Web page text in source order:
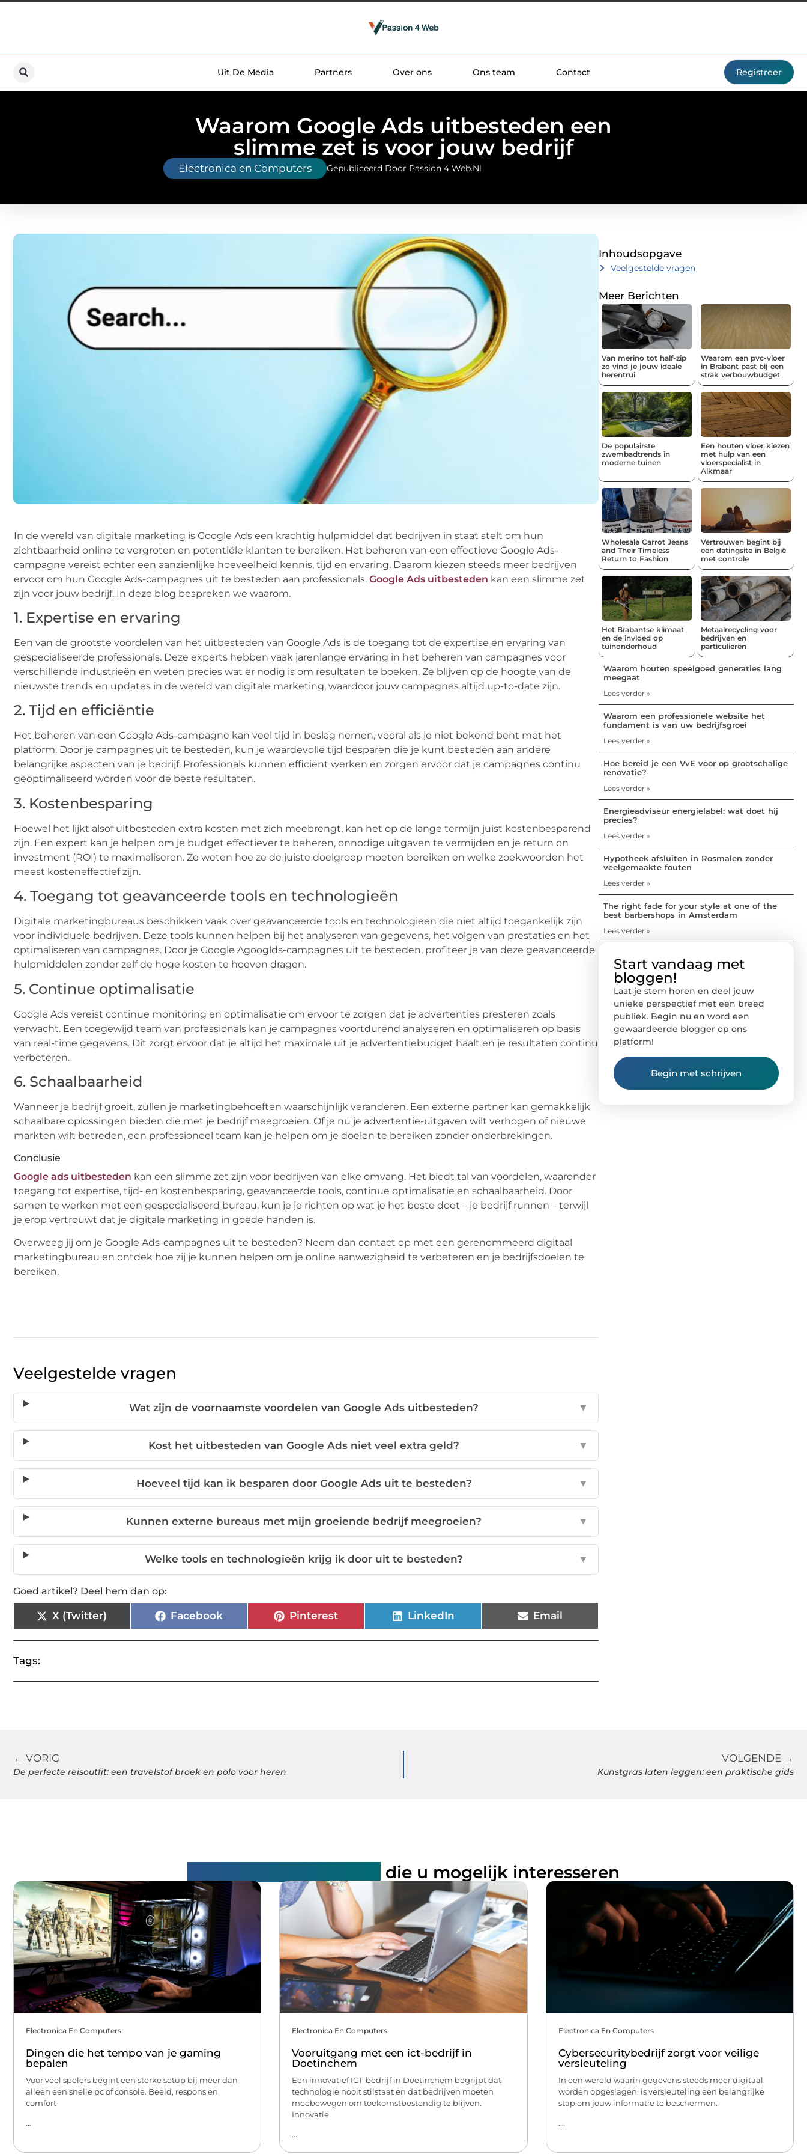
Uit De Media Partners Over ons Ons team Contact Registreer
Waarom Google Ads uitbesteden een
slimme zet is voor jouw bedrijf
Electronica en Computers Gepubliceerd Door Passion 4 Web.nl
In de wereld van digitale marketing is Google Ads een krachtig hulpmiddel dat bedrijven in staat stelt om hun
zichtbaarheid online te vergroten en potentiële klanten te bereiken. Het beheren van een effectieve Google Ads-
campagne vereist echter een aanzienlijke hoeveelheid kennis, tijd en ervaring. Daarom kiezen steeds meer bedrijven
ervoor om hun Google Ads-campagnes uit te besteden aan professionals. Google Ads uitbesteden kan een slimme zet
zijn voor jouw bedrijf. In deze blog bespreken we waarom.
1. Expertise en ervaring
Een van de grootste voordelen van het uitbesteden van Google Ads is de toegang tot de expertise en ervaring van
gespecialiseerde professionals. Deze experts hebben vaak jarenlange ervaring in het beheren van campagnes voor
verschillende industrieën en weten precies wat er nodig is om resultaten te boeken. Ze blijven op de hoogte van de
nieuwste trends en updates in de wereld van digitale marketing, waardoor jouw campagnes altijd up-to-date zijn.
2. Tijd en efficiëntie
Het beheren van een Google Ads-campagne kan veel tijd in beslag nemen, vooral als je niet bekend bent met het
platform. Door je campagnes uit te besteden, kun je waardevolle tijd besparen die je kunt besteden aan andere
belangrijke aspecten van je bedrijf. Professionals kunnen efficiënt werken en zorgen ervoor dat je campagnes continu
geoptimaliseerd worden voor de beste resultaten.
3. Kostenbesparing
Hoewel het lijkt alsof uitbesteden extra kosten met zich meebrengt, kan het op de lange termijn juist kostenbesparend
zijn. Een expert kan je helpen om je budget effectiever te beheren, onnodige uitgaven te vermijden en je return on
investment (ROI) te maximaliseren. Ze weten hoe ze de juiste doelgroep moeten bereiken en welke zoekwoorden het
meest kosteneffectief zijn.
4. Toegang tot geavanceerde tools en technologieën
Digitale marketingbureaus beschikken vaak over geavanceerde tools en technologieën die niet altijd toegankelijk zijn
voor individuele bedrijven. Deze tools kunnen helpen bij het analyseren van gegevens, het volgen van prestaties en het
optimaliseren van campagnes. Door je Google Agooglds-campagnes uit te besteden, profiteer je van deze geavanceerde
hulpmiddelen zonder zelf de hoge kosten te hoeven dragen.
5. Continue optimalisatie
Google Ads vereist continue monitoring en optimalisatie om ervoor te zorgen dat je advertenties presteren zoals
verwacht. Een toegewijd team van professionals kan je campagnes voortdurend analyseren en optimaliseren op basis
van real-time gegevens. Dit zorgt ervoor dat je altijd het maximale uit je advertentiebudget haalt en je resultaten continu
verbeteren.
6. Schaalbaarheid
Wanneer je bedrijf groeit, zullen je marketingbehoeften waarschijnlijk veranderen. Een externe partner kan gemakkelijk
schaalbare oplossingen bieden die met je bedrijf meegroeien. Of je nu je advertentie-uitgaven wilt verhogen of nieuwe
markten wilt betreden, een professioneel team kan je helpen om je doelen te bereiken zonder onderbrekingen.
Conclusie
Google ads uitbesteden kan een slimme zet zijn voor bedrijven van elke omvang. Het biedt tal van voordelen, waaronder
toegang tot expertise, tijd- en kostenbesparing, geavanceerde tools, continue optimalisatie en schaalbaarheid. Door
samen te werken met een gespecialiseerd bureau, kun je je richten op wat je het beste doet – je bedrijf runnen – terwijl
je erop vertrouwt dat je digitale marketing in goede handen is.
Overweeg jij om je Google Ads-campagnes uit te besteden? Neem dan contact op met een gerenommeerd digitaal
marketingbureau en ontdek hoe zij je kunnen helpen om je online aanwezigheid te verbeteren en je bedrijfsdoelen te
bereiken.
Veelgestelde vragen
Wat zijn de voornaamste voordelen van Google Ads uitbesteden? ▼
Kost het uitbesteden van Google Ads niet veel extra geld? ▼
Hoeveel tijd kan ik besparen door Google Ads uit te besteden? ▼
Kunnen externe bureaus met mijn groeiende bedrijf meegroeien? ▼
Welke tools en technologieën krijg ik door uit te besteden? ▼
Goed artikel? Deel hem dan op:
X (Twitter) Facebook Pinterest LinkedIn Email
Tags:
Inhoudsopgave
Veelgestelde vragen
Meer Berichten
Van merino tot half-zip
zo vind je jouw ideale
herentrui
Waarom een pvc-vloer
in Brabant past bij een
strak verbouwbudget
De populairste
zwembadtrends in
moderne tuinen
Een houten vloer kiezen
met hulp van een
vloerspecialist in
Alkmaar
Wholesale Carrot Jeans
and Their Timeless
Return to Fashion
Vertrouwen begint bij
een datingsite in België
met controle
Het Brabantse klimaat
en de invloed op
tuinonderhoud
Metaalrecycling voor
bedrijven en
particulieren
Waarom houten speelgoed generaties lang
meegaat
Lees verder »
Waarom een professionele website het
fundament is van uw bedrijfsgroei
Lees verder »
Hoe bereid je een VvE voor op grootschalige
renovatie?
Lees verder »
Energieadviseur energielabel: wat doet hij
precies?
Lees verder »
Hypotheek afsluiten in Rosmalen zonder
veelgemaakte fouten
Lees verder »
The right fade for your style at one of the
best barbershops in Amsterdam
Lees verder »
Start vandaag met
bloggen!
Laat je stem horen en deel jouw
unieke perspectief met een breed
publiek. Begin nu en word een
gewaardeerde blogger op ons
platform!
Begin met schrijven
← VORIG
De perfecte reisoutfit: een travelstof broek en polo voor heren
VOLGENDE →
Kunstgras laten leggen: een praktische gids
die u mogelijk interesseren
Electronica En Computers
Dingen die het tempo van je gaming
bepalen
Voor veel spelers begint een sterke setup bij meer dan
alleen een snelle pc of console. Beeld, respons en
comfort
...
Electronica En Computers
Vooruitgang met een ict-bedrijf in
Doetinchem
Een innovatief ICT-bedrijf in Doetinchem begrijpt dat
technologie nooit stilstaat en dat bedrijven moeten
meebewegen om toekomstbestendig te blijven.
Innovatie
...
Electronica En Computers
Cybersecuritybedrijf zorgt voor veilige
versleuteling
In een wereld waarin gegevens steeds meer digitaal
worden opgeslagen, is versleuteling een belangrijke
stap om jouw informatie te beschermen.
...